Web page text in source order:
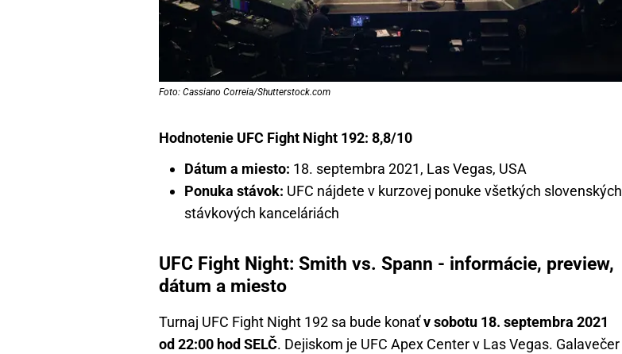
Foto: Cassiano Correia/Shutterstock.com
Hodnotenie UFC Fight Night 192: 8,8/10
Dátum a miesto: 18. septembra 2021, Las Vegas, USA
Ponuka stávok: UFC nájdete v kurzovej ponuke všetkých slovenských
stávkových kanceláriách
UFC Fight Night: Smith vs. Spann - informácie, preview,
dátum a miesto
Turnaj UFC Fight Night 192 sa bude konaťv sobotu 18. septembra 2021
od 22:00 hod SELČ. Dejiskom je UFC Apex Center v Las Vegas. Galavečer